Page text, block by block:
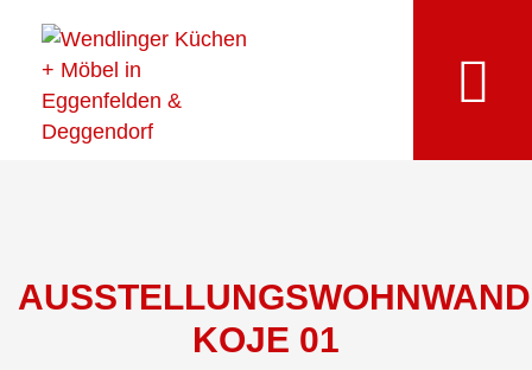
AUSSTELLUNGSWOHNWAND
KOJE 01